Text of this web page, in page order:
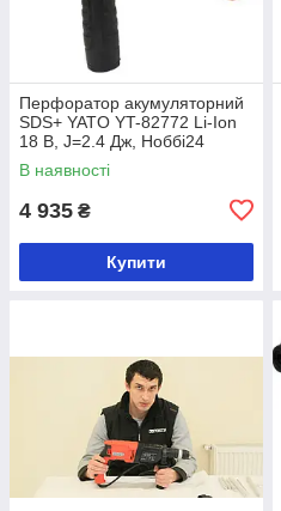
Перфоратор акумуляторний
SDS+ YATO YT-82772 Li-Ion
18 В, J=2.4 Дж, Ноббі24
мм(бет), 3 рогоз АКУЛЯТОРА
В наявності
4 935 ₴
Купити